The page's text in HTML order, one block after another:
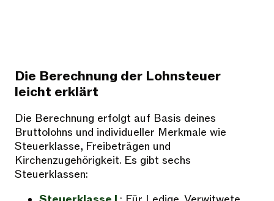
Die Berechnung der Lohnsteuer
leicht erklärt
Die Berechnung erfolgt auf Basis deines
Bruttolohns und individueller Merkmale wie
Steuerklasse, Freibeträgen und
Kirchenzugehörigkeit. Es gibt sechs
Steuerklassen: